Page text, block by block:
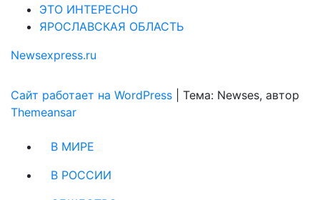
ЭТО ИНТЕРЕСНО
ЯРОСЛАВСКАЯ ОБЛАСТЬ
Newsexpress.ru
Сайт работает на WordPress
Тема: Newses, автор
Themeansar
В МИРЕ
В РОССИИ